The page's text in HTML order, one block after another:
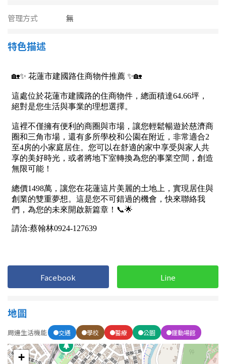
雲林縣
嘉義縣
台南市
澎湖縣
屏東縣
台東縣
花蓮縣
金門連江
不拘
60~70 坪 70~80 坪
~ 坪
不拘
地下室
1樓
5~10樓 11~20樓
~ 樓
管理方式 無
特色描述
Facebook Line
地圖
周邊生活機能 交通 學校 醫療 公園 運動場館
+